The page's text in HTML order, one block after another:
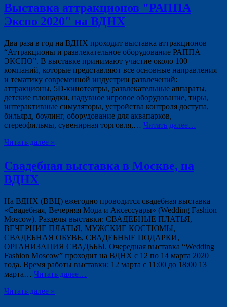
Выставка аттракционов "РАППА
Экспо 2020" на ВДНХ
Два раза в год на ВДНХ проходит выставка аттракционов
“Аттракционы и развлекательное оборудование РАППА
ЭКСПО”. В выставке принимают участие около 100
компаний, которые представляют все основные направления
и тематику современной индустрии развлечений:
аттракционы, 5D-кинотеатры, развлекательные аппараты,
детские площадки, надувное игровое оборудование, тиры,
интерактивные симуляторы, устройства контроля доступа,
бильярд, боулинг, оборудование для аквапарков,
стереофильмы, сувенирная торговля,… Читать далее…
Читать далее »
Свадебная выставка в Москве, на
ВДНХ
На ВДНХ (ВВЦ) ежегодно проводится свадебная выставка
«Свадебная, Вечерняя Мода и Аксессуары» (Wedding Fashion
Moscow). Разделы выставки: СВАДЕБНЫЕ ПЛАТЬЯ,
ВЕЧЕРНИЕ ПЛАТЬЯ, МУЖСКИЕ КОСТЮМЫ,
СВАДЕБНАЯ ОБУВЬ, СВАДЕБНЫЕ ПОДАРКИ,
ОРГАНИЗАЦИЯ СВАДЬБЫ. Очередная выставка “Wedding
Fashion Moscow” проходит на ВДНХ с 12 по 14 марта 2020
года. Время работы выставки: 12 марта с 11:00 до 18:00 13
марта… Читать далее…
Читать далее »